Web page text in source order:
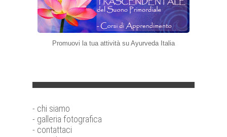
Promuovi la tua attività su Ayurveda Italia
- chi siamo
- galleria fotografica
- contattaci